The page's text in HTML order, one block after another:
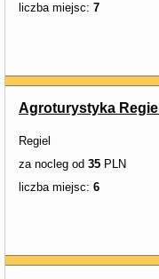
liczba miejsc: 7
Agroturystyka Regiel
Regiel
za nocleg od 35 PLN
liczba miejsc: 6